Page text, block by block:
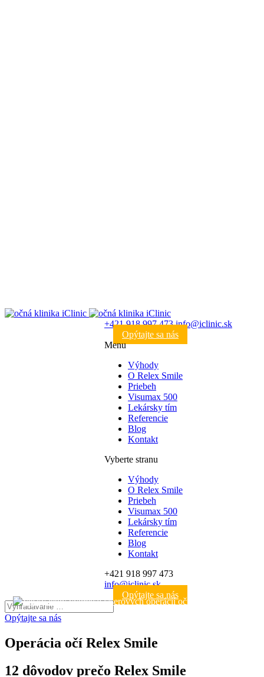
+421 918 997 473 info@iclinic.sk
Opýtajte sa nás
Menu
Výhody
O Relex Smile
Priebeh
Visumax 500
Lekársky tím
Referencie
Blog
Kontakt
Vyberte stranu
Výhody
O Relex Smile
Priebeh
Visumax 500
Lekársky tím
Referencie
Blog
Kontakt
+421 918 997 473
info@iclinic.sk
Opýtajte sa nás
Opýtajte sa nás
Operácia očí Relex Smile
12 dôvodov prečo Relex Smile